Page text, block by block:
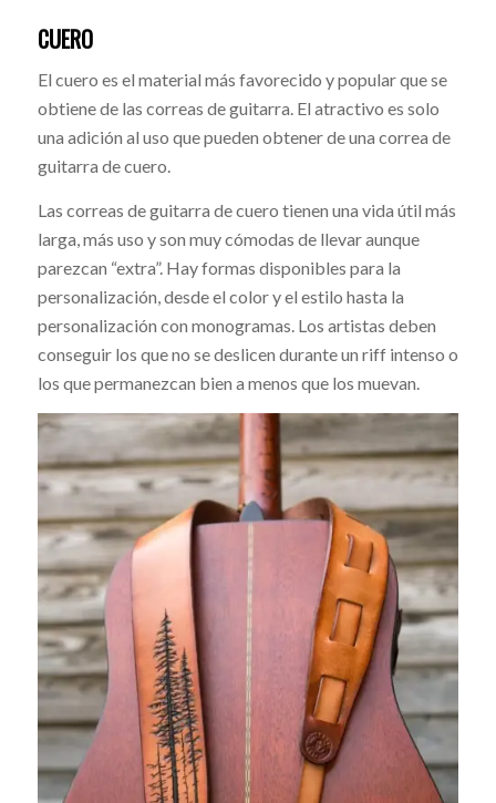
CUERO
El cuero es el material más favorecido y popular que se
obtiene de las correas de guitarra. El atractivo es solo
una adición al uso que pueden obtener de una correa de
guitarra de cuero.
Las correas de guitarra de cuero tienen una vida útil más
larga, más uso y son muy cómodas de llevar aunque
parezcan “extra”. Hay formas disponibles para la
personalización, desde el color y el estilo hasta la
personalización con monogramas. Los artistas deben
conseguir los que no se deslicen durante un riff intenso o
los que permanezcan bien a menos que los muevan.